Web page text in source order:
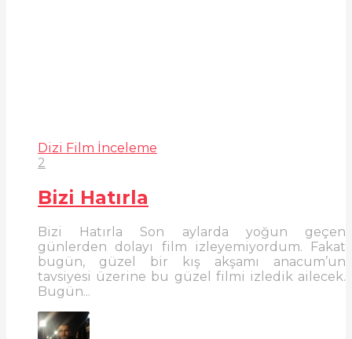
Dizi Film İnceleme
2
Bizi Hatırla
Bizi Hatırla Son aylarda yoğun geçen
günlerden dolayı film izleyemiyordum. Fakat
bugün, güzel bir kış akşamı anacum’un
tavsiyesi üzerine bu güzel filmi izledik ailecek.
Bugün...